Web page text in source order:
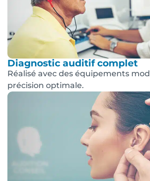
Diagnostic auditif complet
Réalisé avec des équipements
précision optimale.